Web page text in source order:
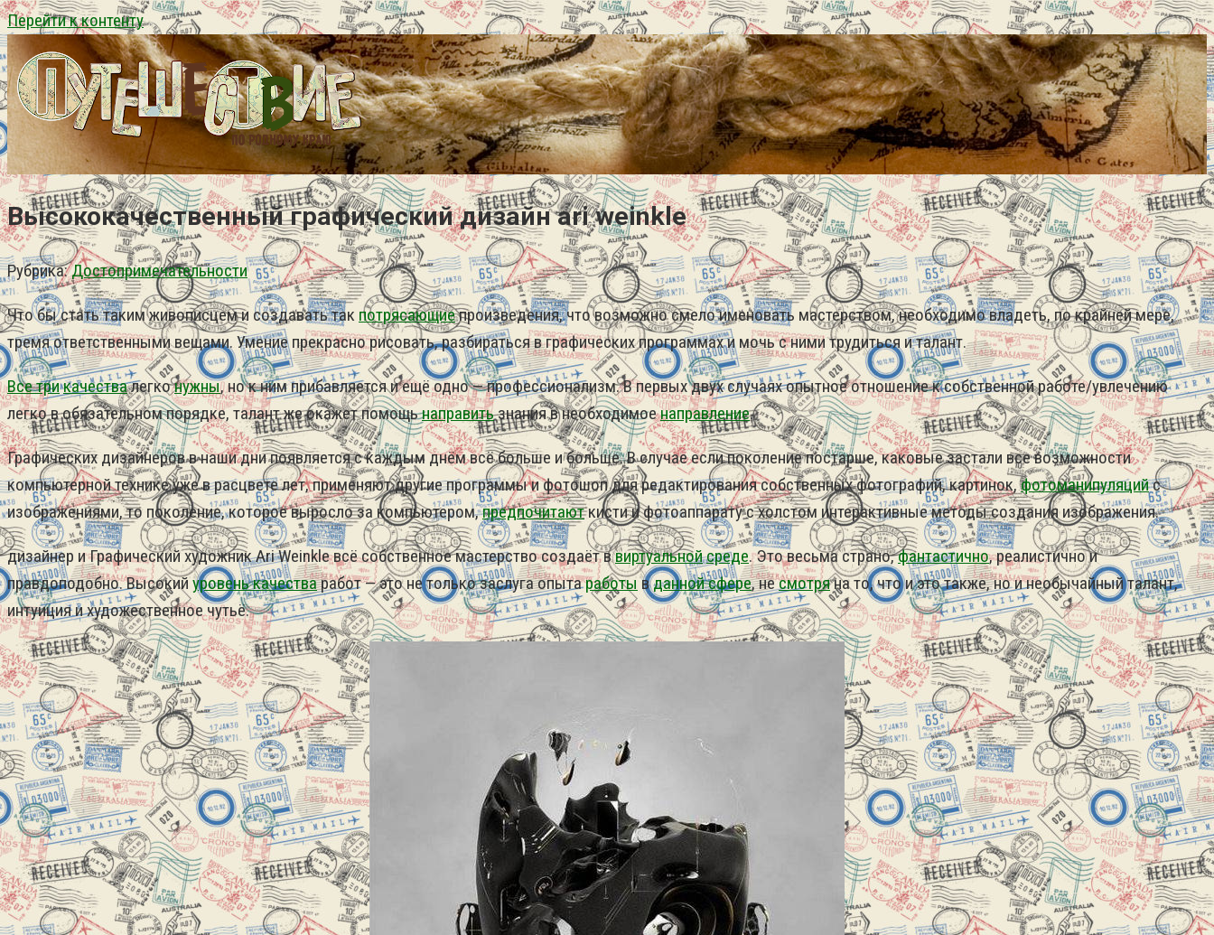
Перейти к контенту
Высококачественный графический дизайн ari weinkle
Рубрика:Достопримечательности
Что бы стать таким живописцем и создавать так потрясающиепроизведения, что возможно смело именовать мастерством, необходимо владеть, по крайней мере,
тремя ответственными вещами. Умение прекрасно рисовать, разбираться в графических программах и мочь с ними трудиться и талант.
Все трикачествалегконужны, но к ним прибавляется и ещё одно — профессионализм. В первых двух случаях опытное отношение к собственной работе/увлечению
легко в обязательном порядке, талант же окажет помощьнаправитьзнания в необходимоенаправление.
Графических дизайнеров в наши дни появляется с каждым днём всё больше и больше. В случае если поколение постарше, каковые застали все возможности
компьютерной технике уже в расцвете лет, применяют другие программы и фотошоп для редактирования собственных фотографий, картинок,фотоманипуляцийс
изображениями, то поколение, которое выросло за компьютером,предпочитаюткисти и фотоаппарату с холстом интерактивные методы создания изображения.
дизайнер и Графический художник Ari Weinkle всё собственное мастерство создаёт ввиртуальнойсреде. Это весьма страно,фантастично, реалистично и
правдоподобно. Высокий уровень качестваработ — это не только заслуга опытаработывданной сфере, несмотряна то, что и это также, но и необычайный талант,
интуиция и художественное чутьё.